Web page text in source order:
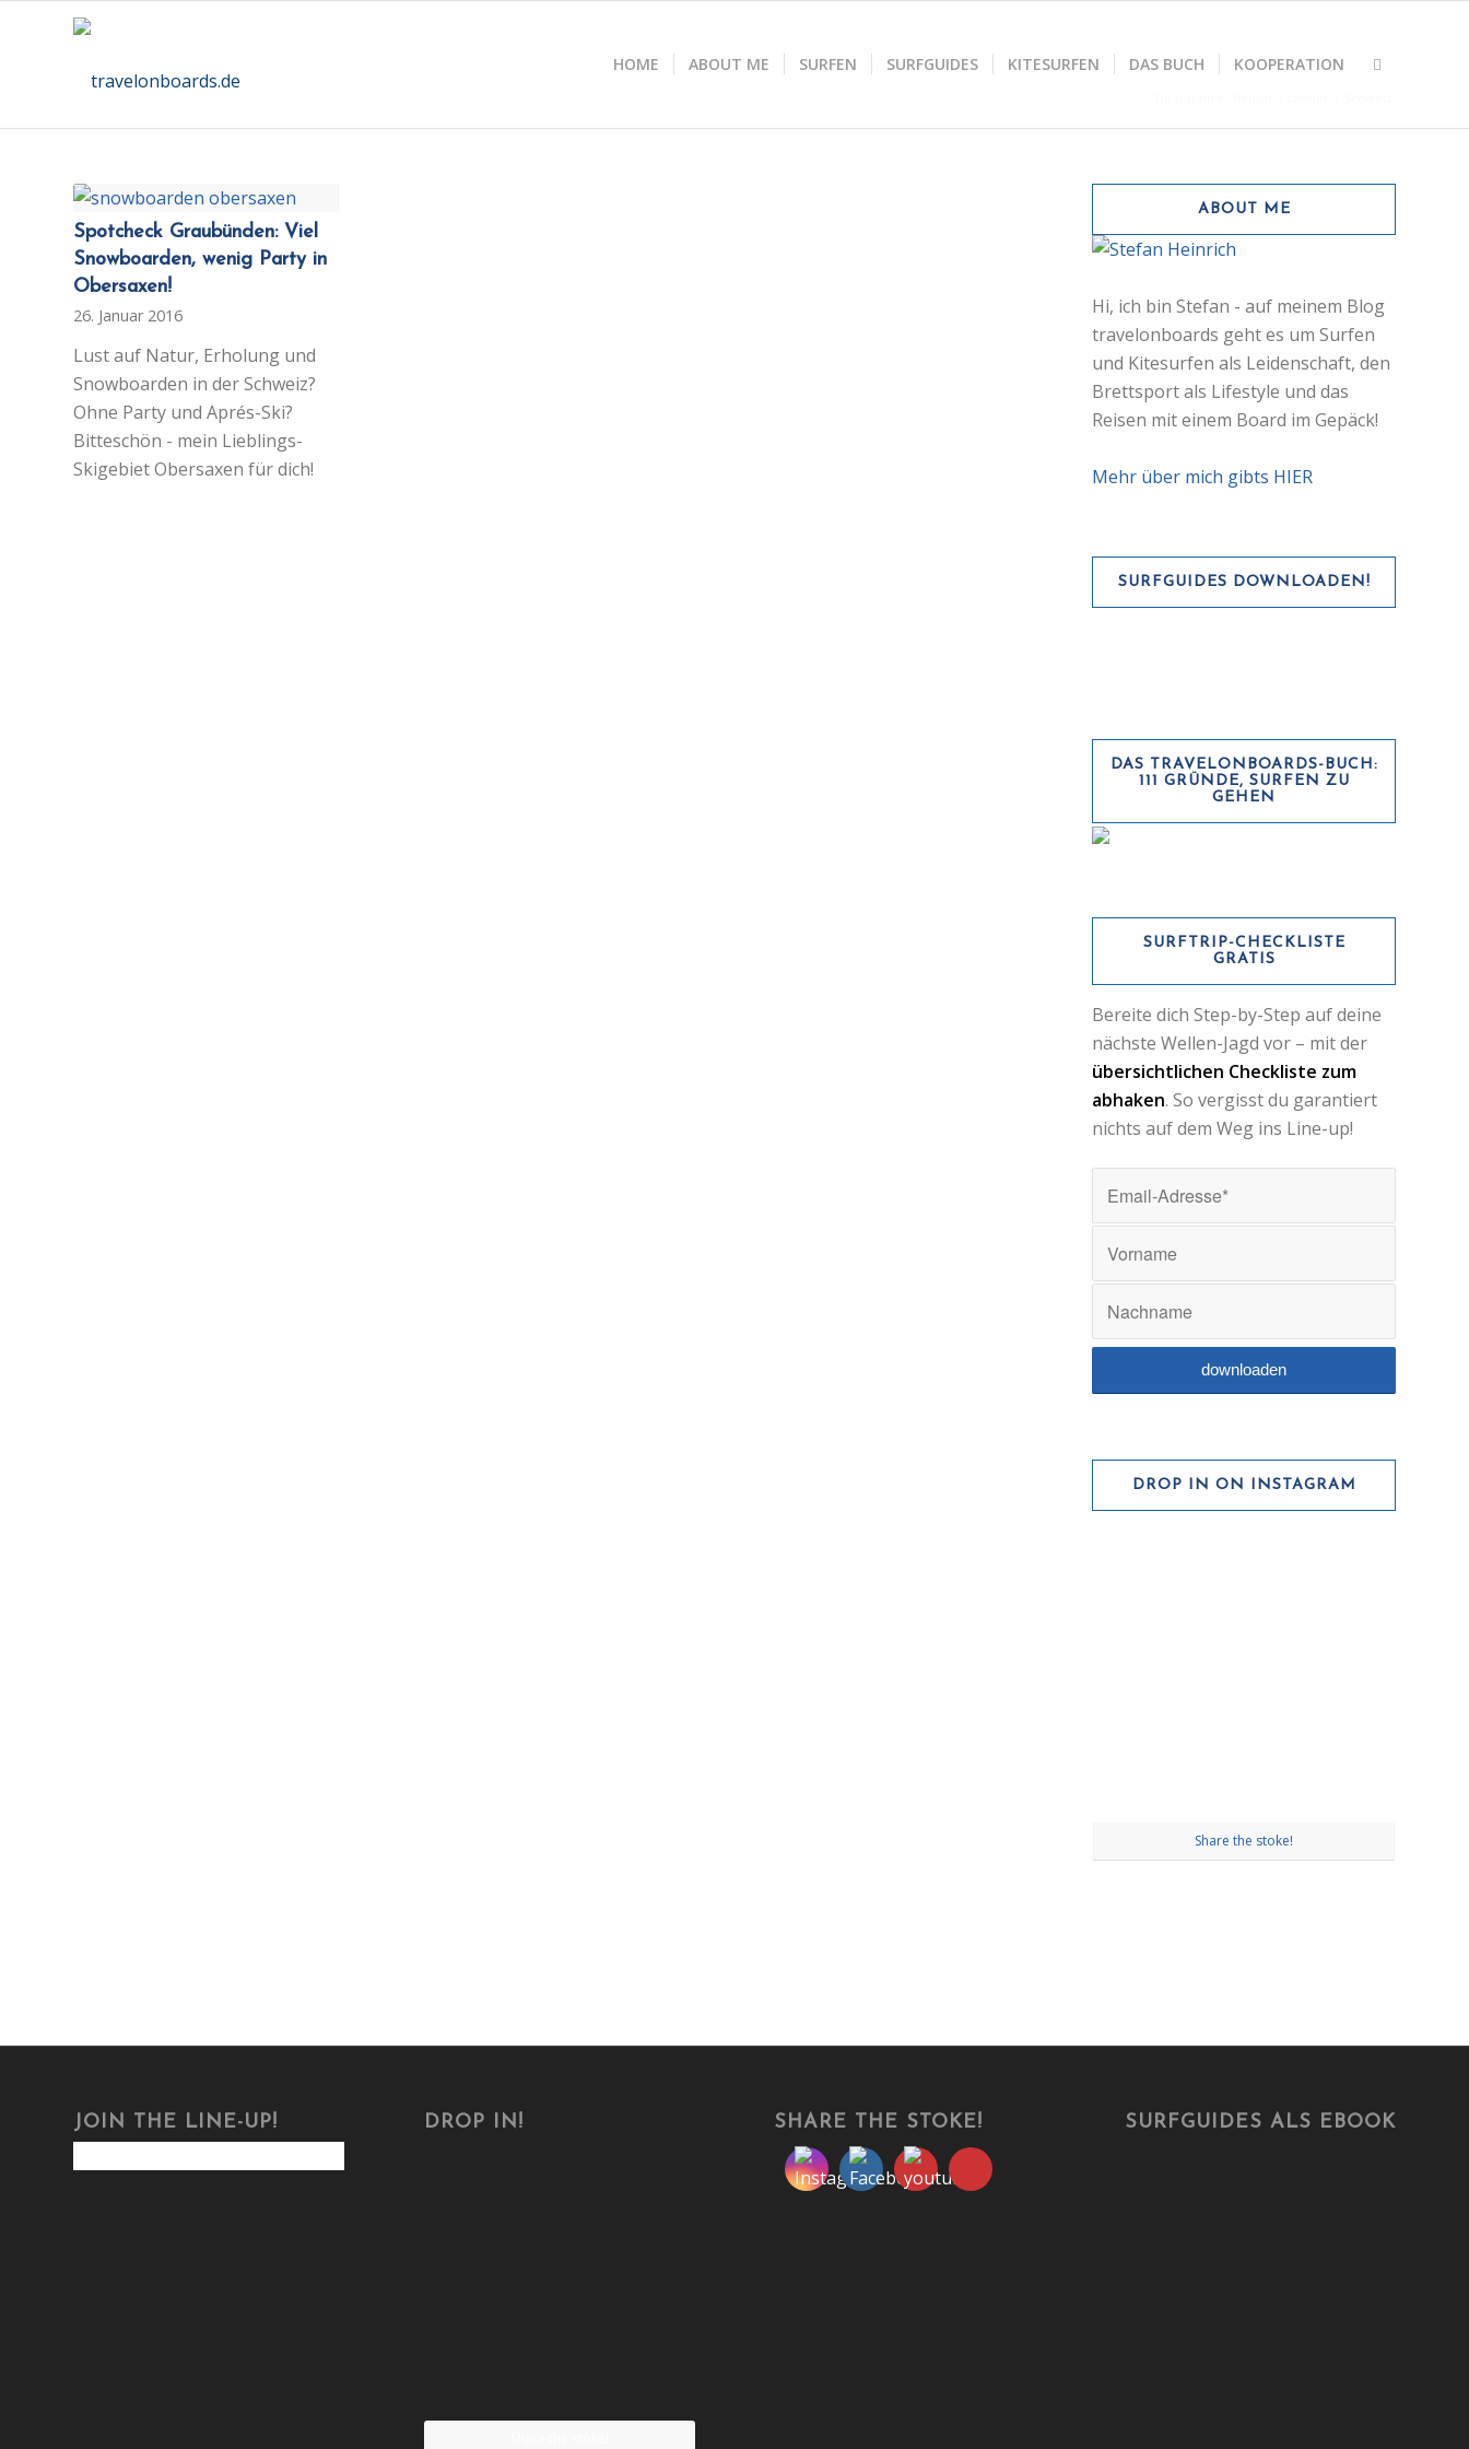
HOME ABOUT ME SURFEN SURFGUIDES KITESURFEN DAS BUCH KOOPERATION
Spotcheck Graubünden: Viel
Snowboarden, wenig Party in
Obersaxen!
26. Januar 2016
Lust auf Natur, Erholung und
Snowboarden in der Schweiz?
Ohne Party und Aprés-Ski?
Bitteschön - mein Lieblings-
Skigebiet Obersaxen für dich!
ABOUT ME
Hi, ich bin Stefan - auf meinem Blog
travelonboards geht es um Surfen
und Kitesurfen als Leidenschaft, den
Brettsport als Lifestyle und das
Reisen mit einem Board im Gepäck!
Mehr über mich gibts HIER
SURFGUIDES DOWNLOADEN!
DAS TRAVELONBOARDS-BUCH:
111 GRÜNDE, SURFEN ZU
GEHEN
SURFTRIP-CHECKLISTE
GRATIS
Bereite dich Step-by-Step auf deine
nächste Wellen-Jagd vor – mit der
übersichtlichen Checkliste zum
abhaken. So vergisst du garantiert
nichts auf dem Weg ins Line-up!
DROP IN ON INSTAGRAM
Share the stoke!
JOIN THE LINE-UP! DROP IN! SHARE THE STOKE! SURFGUIDES ALS EBOOK